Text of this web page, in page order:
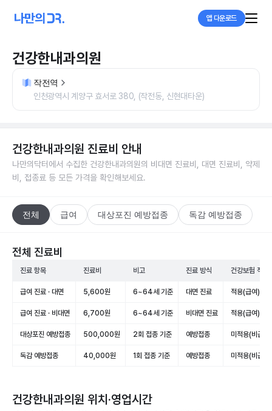
앱 다운로드
건강한내과의원
작전역
인천광역시 계양구 효서로 380, (작전동, 신현대타운)
건강한내과의원 진료비 안내
나만의닥터에서 수집한 건강한내과의원의 비대면 진료비, 대면 진료비, 약제
비, 접종료 등 모든 가격을 확인해보세요.
전체 급여 대상포진 예방접종 독감 예방접종
전체 진료비
진료 항목 진료비 비고 진료 방식 건강보험 적용
급여 진료 · 대면 5,600원 6~64세 기준 대면 진료 적용(급여)
급여 진료 · 비대면 6,700원 6~64세 기준 비대면 진료 적용(급여)
대상포진 예방접종 500,000원 2회 접종 기준 예방접종 미적용(비급여)
독감 예방접종 40,000원 1회 접종 기준 예방접종 미적용(비급여)
건강한내과의원 위치·영업시간